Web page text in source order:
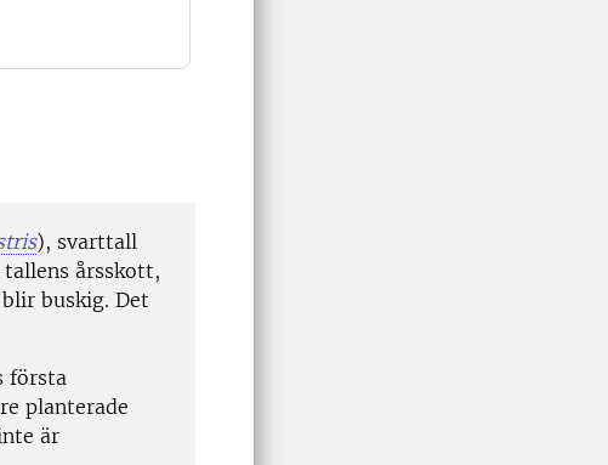
), svarttall
årsskott,
buskig. Det
första
planterade
är